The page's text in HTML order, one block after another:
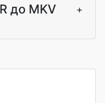
до MKV
+